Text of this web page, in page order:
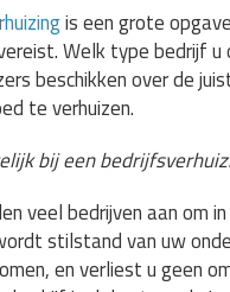
is een grote
Welk type bedrijf
beschikken over de
te verhuizen.
bij een
veel bedrijven aan om
stilstand van uw
en verliest u geen